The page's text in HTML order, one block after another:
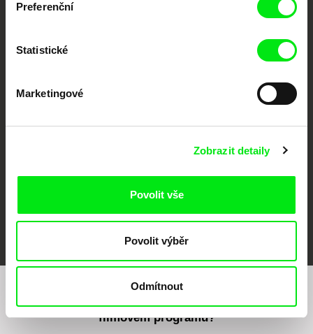
Preferenční
Statistické
Marketingové
Zobrazit detaily
Povolit vše
Povolit výběr
Odmítnout
DOK Leipzig
FIDMarseille MFDF Ji.hlava Visions du Réel
filmovém programu?